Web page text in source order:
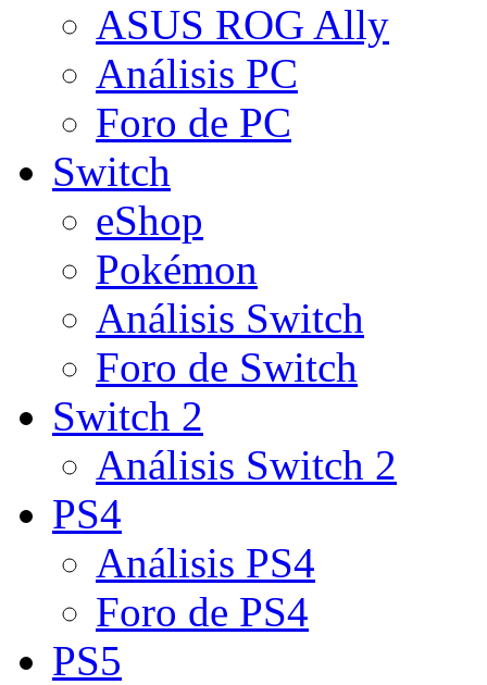
ASUS ROG Ally
Análisis PC
Foro de PC
Switch
eShop
Pokémon
Análisis Switch
Foro de Switch
Switch 2
Análisis Switch 2
PS4
Análisis PS4
Foro de PS4
PS5